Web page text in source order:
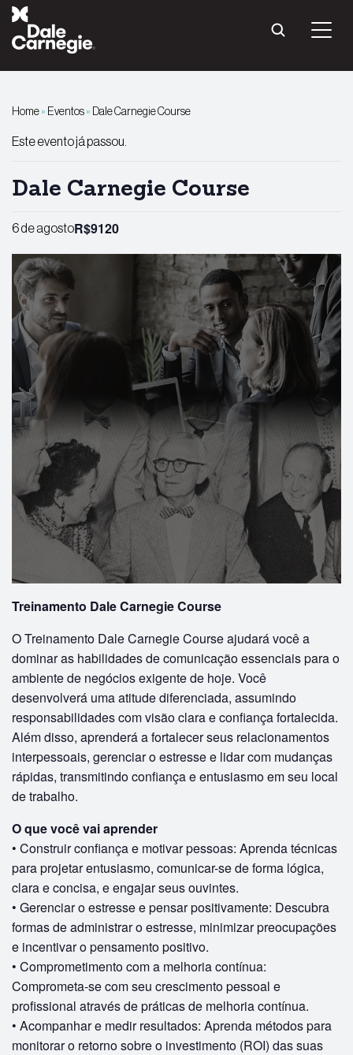
Pular
conteúdo
Home» Eventos» Dale Carnegie Course
Este evento já passou.
Dale Carnegie Course
6 de agostoR$9120
Treinamento Dale Carnegie Course
O Treinamento Dale Carnegie Course ajudará você a
dominar as habilidades de comunicação essenciais para o
ambiente de negócios exigente de hoje. Você
desenvolverá uma atitude diferenciada, assumindo
responsabilidades com visão clara e confiança fortalecida.
Além disso, aprenderá a fortalecer seus relacionamentos
interpessoais, gerenciar o estresse e lidar com mudanças
rápidas, transmitindo confiança e entusiasmo em seu local
de trabalho.
O que você vai aprender
• Construir confiança e motivar pessoas: Aprenda técnicas
para projetar entusiasmo, comunicar-se de forma lógica,
clara e concisa, e engajar seus ouvintes.
• Gerenciar o estresse e pensar positivamente: Descubra
formas de administrar o estresse, minimizar preocupações
e incentivar o pensamento positivo.
• Comprometimento com a melhoria contínua:
Comprometa-se com seu crescimento pessoal e
profissional através de práticas de melhoria contínua.
• Acompanhar e medir resultados: Aprenda métodos para
monitorar o retorno sobre o investimento (ROI) das suas